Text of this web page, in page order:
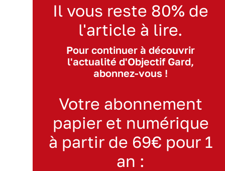
Il vous reste 80% de
l'article à lire.
Pour continuer à découvrir
l'actualité d'Objectif Gard,
abonnez-vous !
Votre abonnement
papier et numérique
à partir de 69€ pour 1
an :